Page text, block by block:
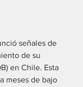
señales de
de su
en Chile. Esta
meses de bajo